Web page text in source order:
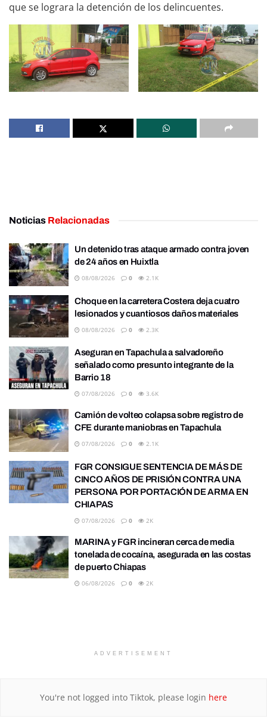
que se lograra la detención de los delincuentes.
Noticias Relacionadas
Un detenido tras ataque armado contra joven
de 24 años en Huixtla
08/08/2026 0 2.1K
Choque en la carretera Costera deja cuatro
lesionados y cuantiosos daños materiales
08/08/2026 0 2.3K
Aseguran en Tapachula a salvadoreño
señalado como presunto integrante de la
Barrio 18
07/08/2026 0 3.6K
Camión de volteo colapsa sobre registro de
CFE durante maniobras en Tapachula
07/08/2026 0 2.1K
FGR CONSIGUE SENTENCIA DE MÁS DE
CINCO AÑOS DE PRISIÓN CONTRA UNA
PERSONA POR PORTACIÓN DE ARMA EN
CHIAPAS
07/08/2026 0 2K
MARINA y FGR incineran cerca de media
tonelada de cocaína, asegurada en las costas
de puerto Chiapas
06/08/2026 0 2K
ADVERTISEMENT
You're not logged into Tiktok, please login here